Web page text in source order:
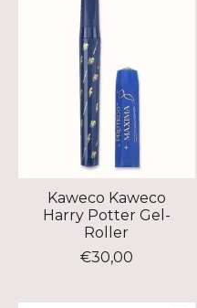
Kaweco Kaweco
Harry Potter Gel-
Roller
€30,00